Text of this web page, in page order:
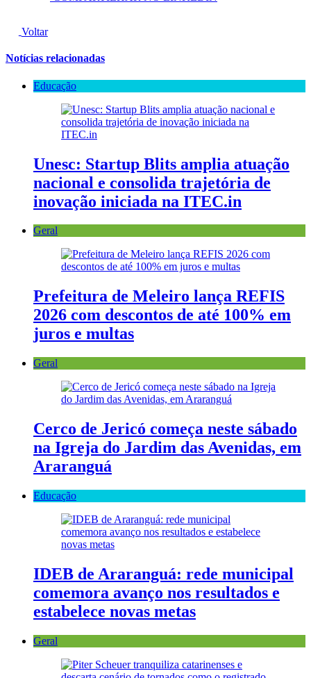
Voltar
Notícias relacionadas
Educação
Unesc: Startup Blits amplia atuação
nacional e consolida trajetória de
inovação iniciada na ITEC.in
Geral
Prefeitura de Meleiro lança REFIS
2026 com descontos de até 100% em
juros e multas
Geral
Cerco de Jericó começa neste sábado
na Igreja do Jardim das Avenidas, em
Araranguá
Educação
IDEB de Araranguá: rede municipal
comemora avanço nos resultados e
estabelece novas metas
Geral